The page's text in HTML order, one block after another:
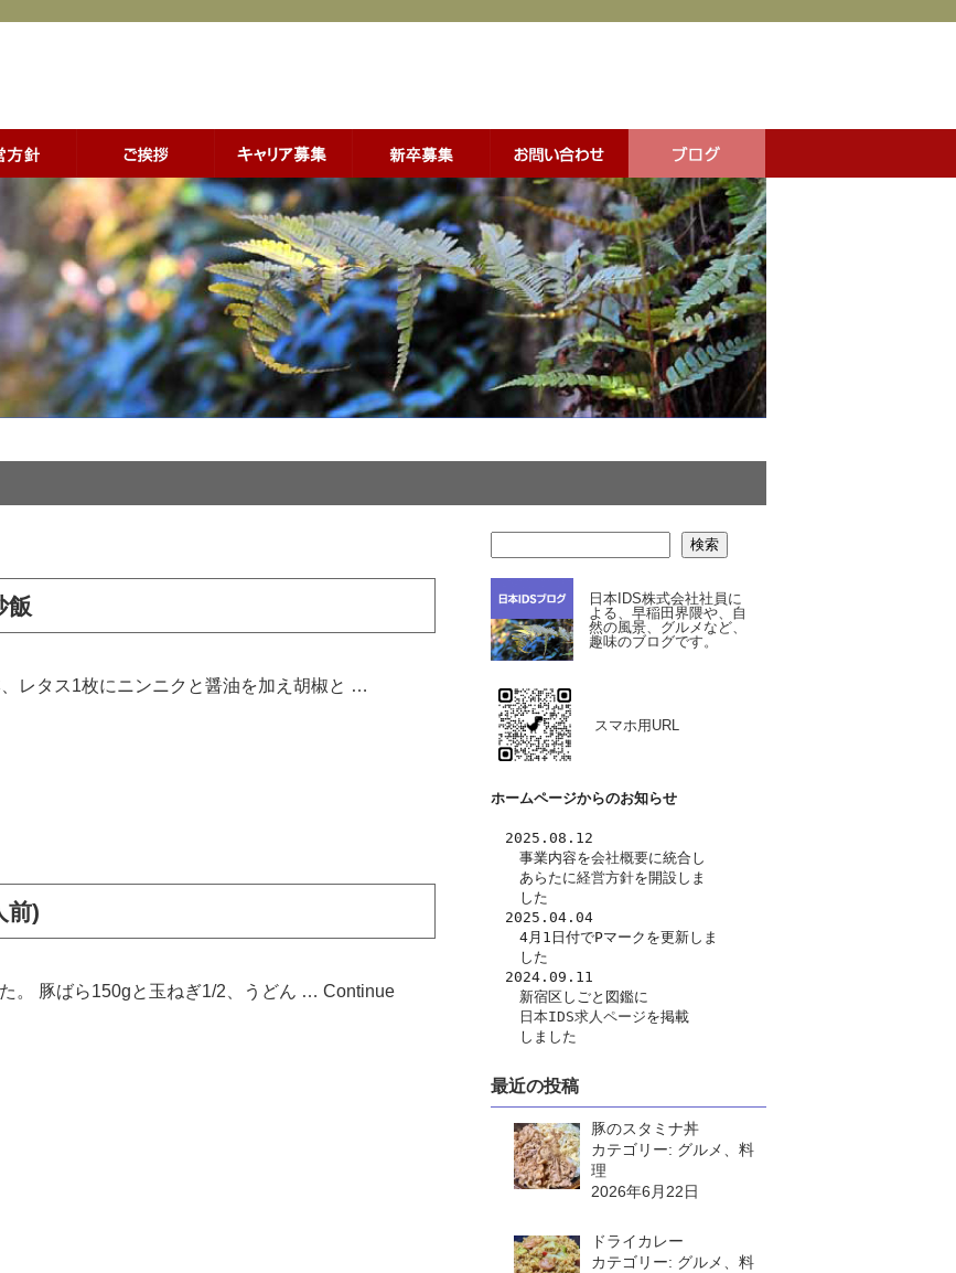
飯
レタス1枚にニンニクと醤油を加え胡椒と …
前)
。 豚ばら150gと玉ねぎ1/2、うどん … Continue
検索
日本IDS株式会社社員に
よる、早稲田界隈や、自
然の風景、グルメなど、
趣味のブログです。
スマホ用URL
ホームページからのお知らせ
2025.08.12
事業内容を会社概要に統合し
あらたに経営方針を開設しま
した
2025.04.04
4月1日付でPマークを更新しま
した
2024.09.11
新宿区しごと図鑑に
日本IDS求人ページを掲載
しました
最近の投稿
豚のスタミナ丼
カテゴリー: グルメ、料
理
2026年6月22日
ドライカレー
カテゴリー: グルメ、料